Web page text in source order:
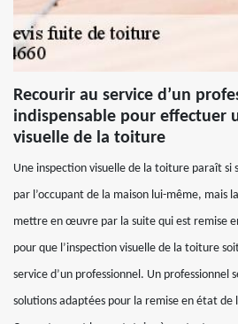
Recourir au service d’un
indispensable pour effectuer
visuelle de la toiture
Une inspection visuelle de la toiture paraît
par l’occupant de la maison lui-même, mais
mettre en œuvre par la suite qui est remise
pour que l’inspection visuelle de la toiture
service d’un professionnel. Un professionnel
solutions adaptées pour la remise en état